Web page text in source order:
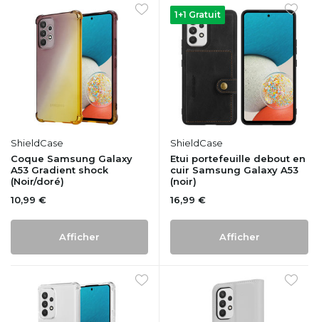
ShieldCase
Coque Samsung Galaxy
A53 Gradient shock
(Noir/doré)
10,99 €
Afficher
1+1 Gratuit
ShieldCase
Etui portefeuille debout en
cuir Samsung Galaxy A53
(noir)
16,99 €
Afficher